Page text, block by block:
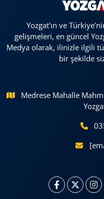
Yozgat'ın ve
gelişmeleri, en güncel
Medya olarak, ilinizle ilgili
bir şekilde
Medrese Mahalle